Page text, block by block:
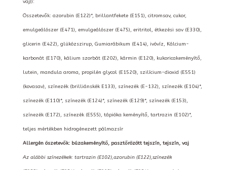
vaj)):
Összetevők: azorubin (E122)*, brillantfekete (E151), citromsav, cukor,
emulgeálószer (E471), emulgeálószer (E475), eritritol, étkezési sav (E330),
glicerin (E422), glükózszirup, Gumiarábikum (E414), ivóvíz, Kálcium-
karbonát (E170), kálium szorbát (E202), kármin (E120), kukoricakeményítő,
lutein, mandula aroma, propilén glycol (E1520), szilícium-dioxid (E551)
(kovasav), színezék (brilliánskék E133), színezék (E-132), színezék (E104)*,
színezék (E110)*, színezék (E124)*, színezék (E129)*, színezék (E153),
színezék (E172), színezék (E555), tápióka keményítő, tartrazin (E102)*,
teljes mértékben hidrogénezett pálmazsír
Allergén öszetevők: búzakeményítő, pasztőrözött tejszín, tejszín, vaj
Az alábbi színezékek: tartrazin (E102),azorubin (E122),színezék